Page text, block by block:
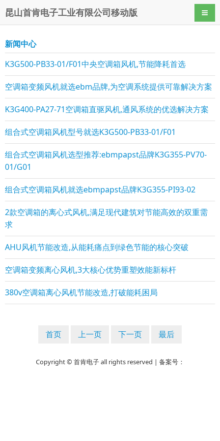
昆山首肯电子工业有限公司移动版 导航
新闻中心
K3G500-PB33-01/F01中央空调箱风机,节能降耗首选
空调箱变频风机就选ebm品牌,为空调系统提供可靠解决方案
K3G400-PA27-71空调箱直驱风机,通风系统的优选解决方案
组合式空调箱风机型号就选K3G500-PB33-01/F01
组合式空调箱风机选型推荐:ebmpapst品牌K3G355-PV70-
01/G01
组合式空调箱风机就选ebmpapst品牌K3G355-PI93-02
2款空调箱的离心式风机,满足现代建筑对节能高效的双重需
求
AHU风机节能改造,从能耗痛点到绿色节能的核心突破
空调箱变频离心风机,3大核心优势重塑效能新标杆
380v空调箱离心风机节能改造,打破能耗困局
首页 上一页 下一页 最后
Copyright © 首肯电子 all rights reserved | 备案号：